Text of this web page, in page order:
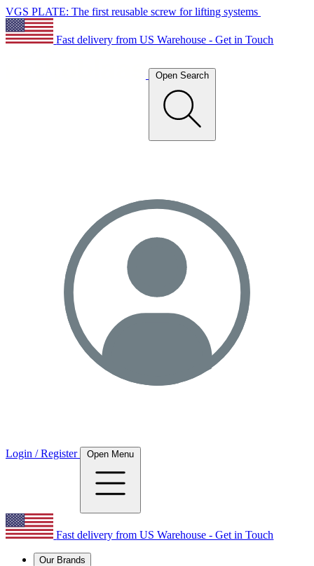
VGS PLATE: The first reusable screw for lifting systems
Fast delivery from US Warehouse - Get in Touch
Open Search
Login / Register Open Menu
Fast delivery from US Warehouse - Get in Touch
Our Brands